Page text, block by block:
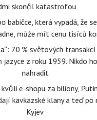
skončil katastrofou
babičce, která vypadá, že
může mít cenu tisíců
70 % světových
jazyce z roku 1959. Nikdo
nahradit
e-shopu za biliony,
kavkazské klany a teď po
Kyjev